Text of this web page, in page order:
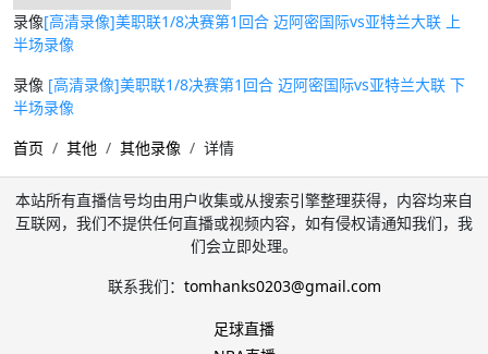
录像[高清录像]美职联1/8决赛第1回合 迈阿密国际vs亚特兰大联 上
半场录像
录像 [高清录像]美职联1/8决赛第1回合 迈阿密国际vs亚特兰大联 下
半场录像
首页
其他 其他录像 详情
本站所有直播信号均由用户收集或从搜索引擎整理获得，内容均来自
互联网，我们不提供任何直播或视频内容，如有侵权请通知我们，我
们会立即处理。
联系我们： tomhanks0203@gmail.com
足球直播